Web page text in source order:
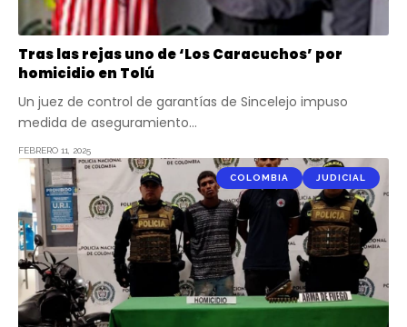
Tras las rejas uno de ‘Los Caracuchos’ por
homicidio en Tolú
Un juez de control de garantías de Sincelejo impuso
medida de aseguramiento…
FEBRERO 11, 2025
COLOMBIA JUDICIAL